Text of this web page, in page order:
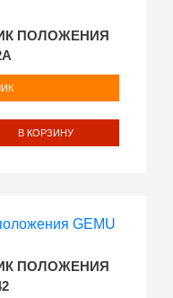
ПОЛОЖЕНИЯ
В КОРЗИНУ
ПОЛОЖЕНИЯ